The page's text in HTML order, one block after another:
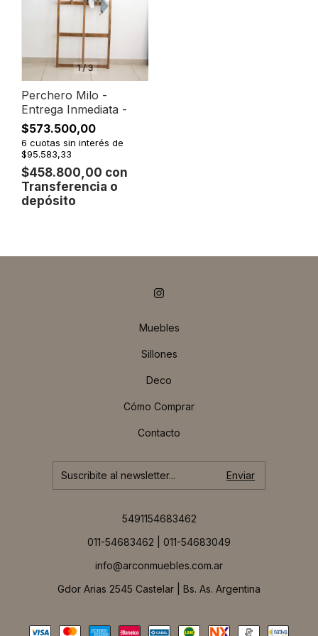
1/3
Perchero Milo -
Entrega Inmediata -
$573.500,00
$458.800,00 con
Transferencia o
depósito
6 cuotas sin interés de
$95.583,33
Muebles
Sillones
Deco
Cómo Comprar
Contacto
5491154683462
011-54683462 | 011-54683049
info@arconmuebles.com.ar
Gdor Arias 2545 Castelar | Bs. As. Argentina